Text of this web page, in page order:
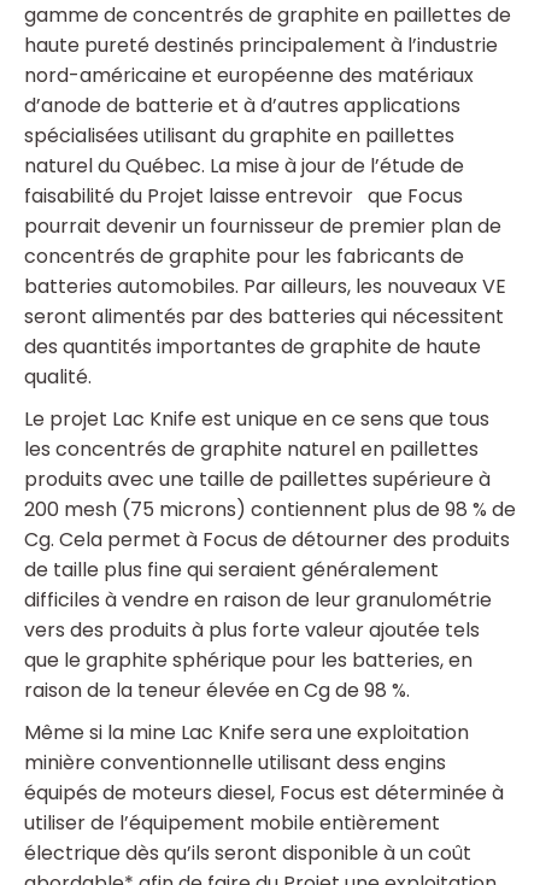
gamme de concentrés de graphite en paillettes de
haute pureté destinés principalement à l’industrie
nord-américaine et européenne des matériaux
d’anode de batterie et à d’autres applications
spécialisées utilisant du graphite en paillettes
naturel du Québec. La mise à jour de l’étude de
faisabilité du Projet laisse entrevoir que Focus
pourrait devenir un fournisseur de premier plan de
concentrés de graphite pour les fabricants de
batteries automobiles. Par ailleurs, les nouveaux VE
seront alimentés par des batteries qui nécessitent
des quantités importantes de graphite de haute
qualité.
Le projet Lac Knife est unique en ce sens que tous
les concentrés de graphite naturel en paillettes
produits avec une taille de paillettes supérieure à
200 mesh (75 microns) contiennent plus de 98 % de
Cg. Cela permet à Focus de détourner des produits
de taille plus fine qui seraient généralement
difficiles à vendre en raison de leur granulométrie
vers des produits à plus forte valeur ajoutée tels
que le graphite sphérique pour les batteries, en
raison de la teneur élevée en Cg de 98 %.
Même si la mine Lac Knife sera une exploitation
minière conventionnelle utilisant dess engins
équipés de moteurs diesel, Focus est déterminée à
utiliser de l’équipement mobile entièrement
électrique dès qu’ils seront disponible à un coût